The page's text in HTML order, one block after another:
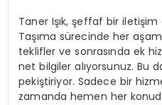
Taner Işık, şeffaf bir iletişim
Taşıma sürecinde her
teklifler ve sonrasında ek
net bilgiler alıyorsunuz. Bu
pekiştiriyor. Sadece bir
zamanda hemen her